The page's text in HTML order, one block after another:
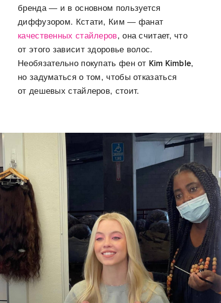
бренда — и в основном пользуется
диффузором. Кстати, Ким — фанат
качественных стайлеров, она считает, что
от этого зависит здоровье волос.
Необязательно покупать фен от Kim Kimble,
но задуматься о том, чтобы отказаться
от дешевых стайлеров, стоит.